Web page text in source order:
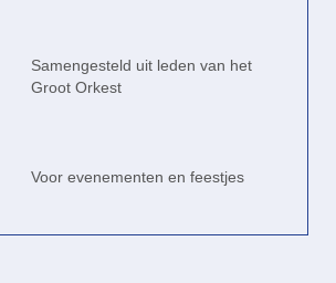
Samengesteld uit leden van het
Groot Orkest
Voor evenementen en feestjes